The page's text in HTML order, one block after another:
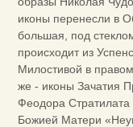
иконы перенесли в
большая, под
происходит из
Милостивой в
же - иконы Зачатия
Феодора Стратилата
Божией Матери